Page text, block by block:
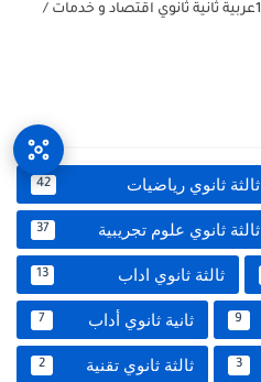
فرض مراقبة 1عربية ثانية ثانوي اقتصاد و خدمات /
ثالثة ثانوي رياضيات 42
ثالثة ثانوي علوم تجريبية 37
ثالثة ثانوي اداب 13
9 ثانية ثانوي أداب 7
3 ثالثة ثانوي تقنية 2